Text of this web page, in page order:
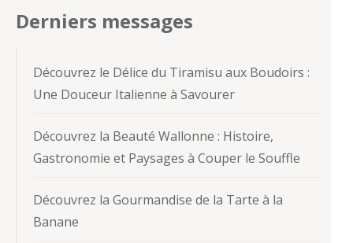
Derniers messages
Découvrez le Délice du Tiramisu aux Boudoirs :
Une Douceur Italienne à Savourer
Découvrez la Beauté Wallonne : Histoire,
Gastronomie et Paysages à Couper le Souffle
Découvrez la Gourmandise de la Tarte à la
Banane